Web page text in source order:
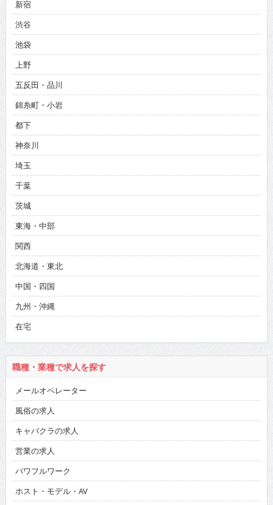
新宿
渋谷
池袋
上野
五反田・品川
錦糸町・小岩
都下
神奈川
埼玉
千葉
茨城
東海・中部
関西
北海道・東北
中国・四国
九州・沖縄
在宅
職種・業種で求人を探す
メールオペレーター
風俗の求人
キャバクラの求人
営業の求人
パワフルワーク
ホスト・モデル・AV